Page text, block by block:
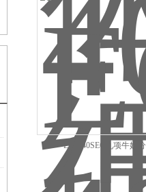
ECO 40SEC九项牛奶